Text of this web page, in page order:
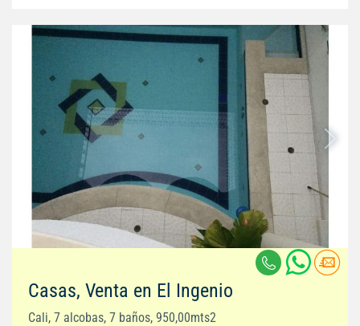
Casas, Venta en El Ingenio
Cali, 7 alcobas, 7 baños, 950,00mts2